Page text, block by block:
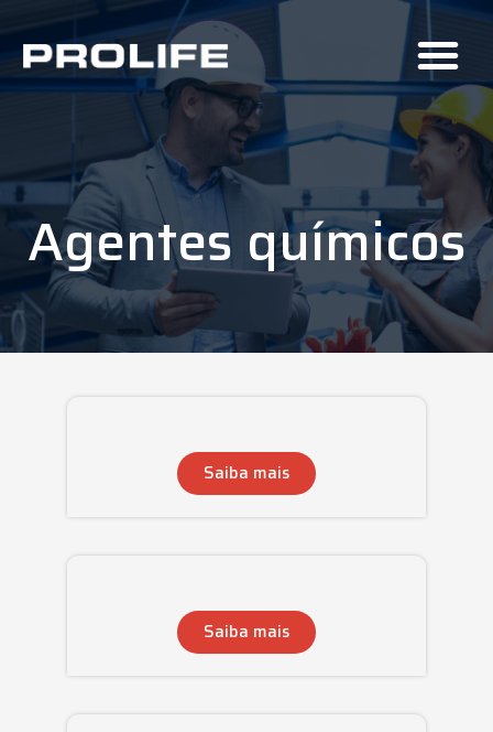
Agentes químicos
Saiba mais
Saiba mais